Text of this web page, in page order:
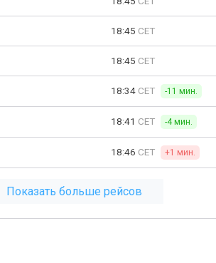
18:45 CET
18:45 CET
18:34 CET -11 мин.
18:41 CET -4 мин.
18:46 CET +1 мин.
Показать больше рейсов